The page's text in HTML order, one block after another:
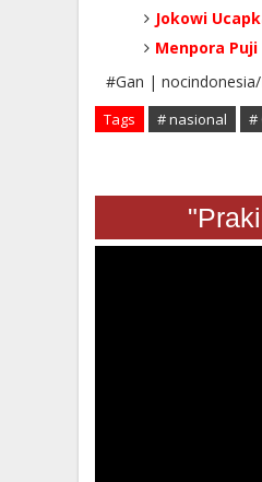
Jokowi
Menpora
#Gan | nocindonesia/
Tags # nasional #